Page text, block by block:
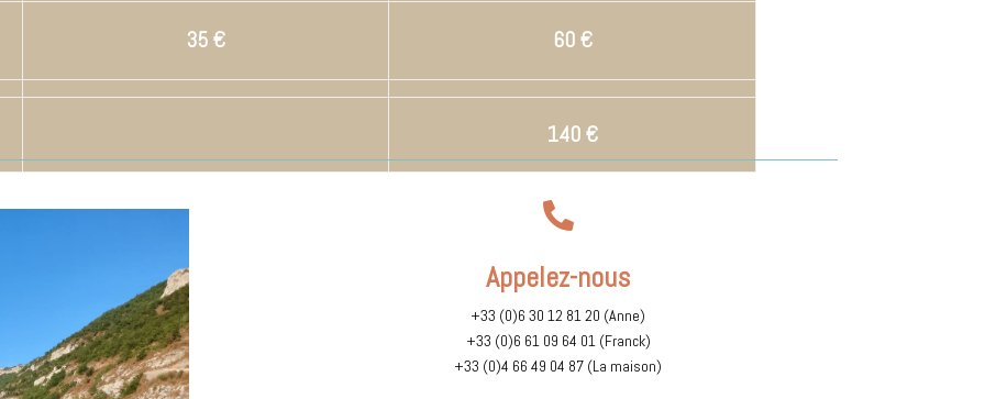
35 € 60 €
140 €

Appelez-nous
+33 (0)6 30 12 81 20 (Anne)
+33 (0)6 61 09 64 01 (Franck)
+33 (0)4 66 49 04 87 (La maison)